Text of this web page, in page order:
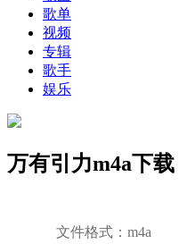
歌单
视频
专辑
歌手
娱乐
万有引力m4a下载
文件格式： m4a